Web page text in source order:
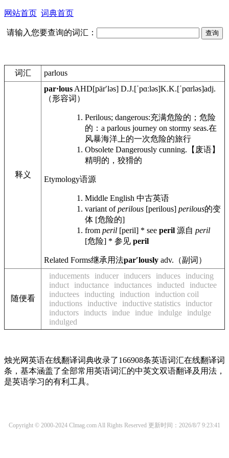
网站首页 词典首页
请输入您要查询的词汇：
词汇 parlous
释义
par·lous AHD[pärʹləs] D.J.[ˈpɑːləs]K.K.[ˈpɑrləs]adj.
（形容词）
Perilous; dangerous:充满危险的；危险
的： a parlous journey on stormy seas.在
风暴海洋上的一次危险的旅行
Obsolete Dangerously cunning. 【废语】
精明的，狡猾的
Etymology语源
Middle English 中古英语
variant ofperilous [perilous] perilous的变
体 [危险的]
from peril [peril] * see peril 源自 peril
[危险] * 参见 peril
Related Forms继承用法parʹlously adv. （副词）
随便看
inducements inducer inducers induces
inducing
induct
inductance inductances inducted
inductee
inductees
inducting induction
induction coil
inductions
inductive inductive statistics
inductor
inductors
inducts indue indue indulge
indulge
indulged
烛光网英语在线翻译词典收录了166908条英语词汇在线翻译词
条，基本涵盖了全部常用英语词汇的中英文双语翻译及用法，
是英语学习的有利工具。
Copyright © 2000-2024 Clmag.com All Rights Reserved 更新时间：2026/8/7 9:23:41